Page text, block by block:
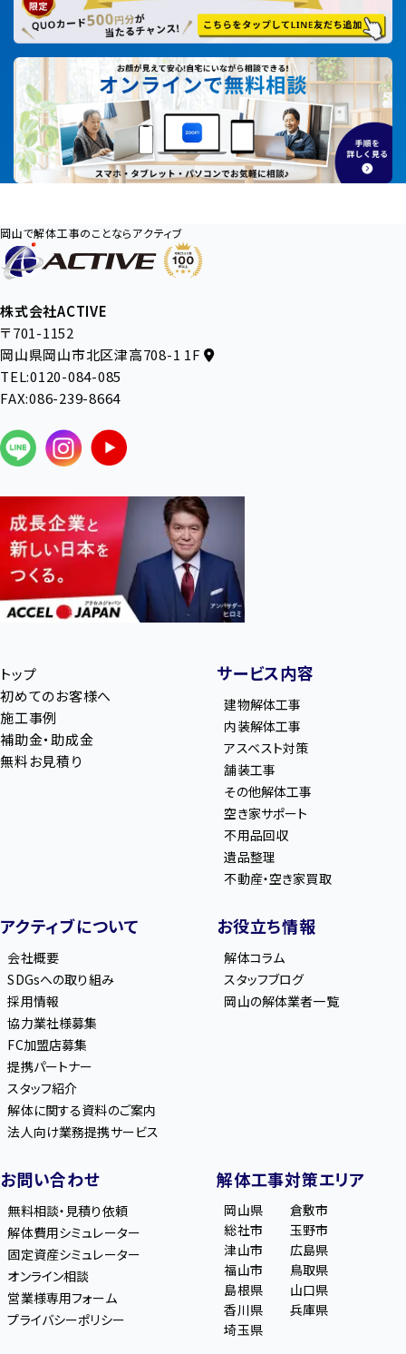
岡山で解体工事のことならアクティブ
株式会社ACTIVE
〒701-1152
岡山県岡山市北区津高708-1 1F
TEL:0120-084-085
FAX:086-239-8664
トップ
初めてのお客様へ
施工事例
補助金・助成金
無料お見積り
サービス内容
建物解体工事
内装解体工事
アスベスト対策
舗装工事
その他解体工事
空き家サポート
不用品回収
遺品整理
不動産・空き家買取
アクティブについて
会社概要
SDGsへの取り組み
採用情報
協力業社様募集
FC加盟店募集
提携パートナー
スタッフ紹介
解体に関する資料のご案内
法人向け業務提携サービス
お役立ち情報
解体コラム
スタッフブログ
岡山の解体業者一覧
お問い合わせ
無料相談・見積り依頼
解体費用シミュレーター
固定資産シミュレーター
オンライン相談
営業様専用フォーム
プライバシーポリシー
解体工事対策エリア
岡山県
倉敷市
総社市
玉野市
津山市
広島県
福山市
鳥取県
島根県
山口県
香川県
兵庫県
埼玉県